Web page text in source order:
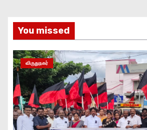
You missed
விருதுநகர்